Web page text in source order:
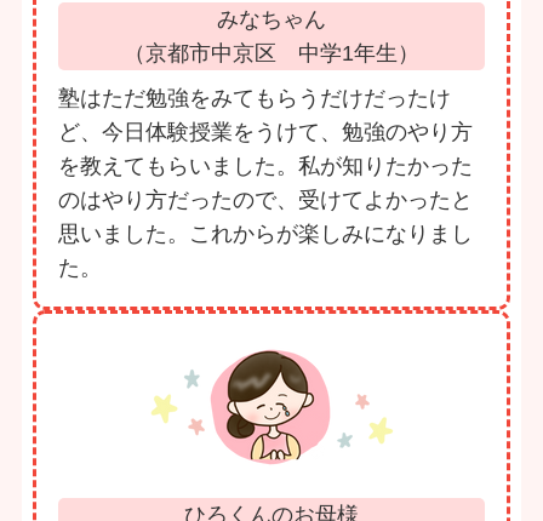
みなちゃん
（京都市中京区 中学1年生）
塾はただ勉強をみてもらうだけだったけ
ど、今日体験授業をうけて、勉強のやり方
を教えてもらいました。私が知りたかった
のはやり方だったので、受けてよかったと
思いました。これからが楽しみになりまし
た。
ひろくんのお母様